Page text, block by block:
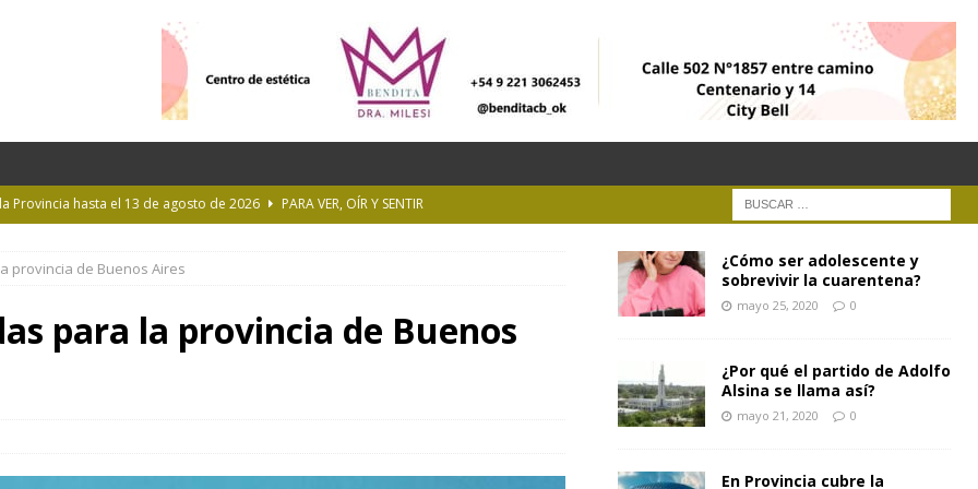
Provincia hasta el 13 de agosto de 2026
PARA VER, OÍR Y SENTIR
por una tormenta a casi 10 mil metros de altura
y entregó escrituras en Almirante Brown
provincia de Buenos Aires
para la provincia de Buenos
¿Cómo ser adolescente y
sobrevivir la cuarentena?
mayo 25, 2020 0
¿Por qué el partido de Adolfo
Alsina se llama así?
mayo 21, 2020 0
En Provincia cubre la